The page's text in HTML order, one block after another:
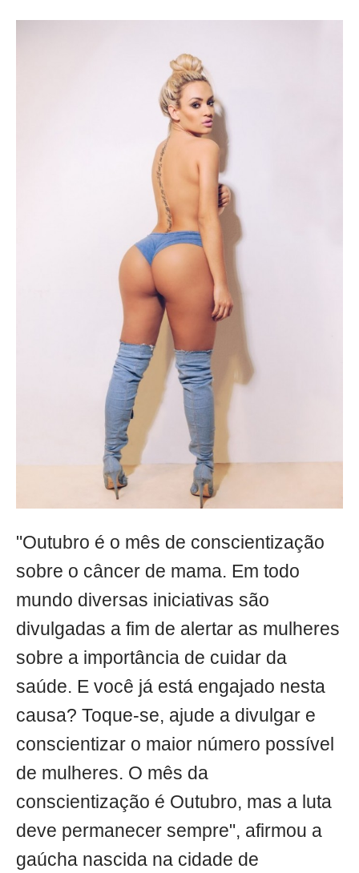
"Outubro é o mês de conscientização
sobre o câncer de mama. Em todo
mundo diversas iniciativas são
divulgadas a fim de alertar as mulheres
sobre a importância de cuidar da
saúde. E você já está engajado nesta
causa? Toque-se, ajude a divulgar e
conscientizar o maior número possível
de mulheres. O mês da
conscientização é Outubro, mas a luta
deve permanecer sempre", afirmou a
gaúcha nascida na cidade de